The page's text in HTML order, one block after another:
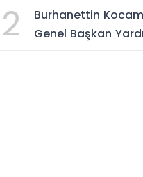
Uzak Yönetim
2
Burhanettin
Genel Başkan